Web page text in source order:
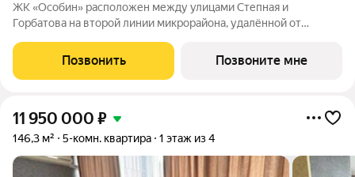
ЖК «Особин» расположен между улицами Степная и
Горбатова на второй линии микрорайона, удалённой от
насыщенность городской инфраструктурой подчеркивают
самодостаточность жилого квартала. ЖК «Особин»
Позвонить Позвоните мне
11 950 000 ₽
146,3 м² 5-комн. квартира 1 этаж из 4